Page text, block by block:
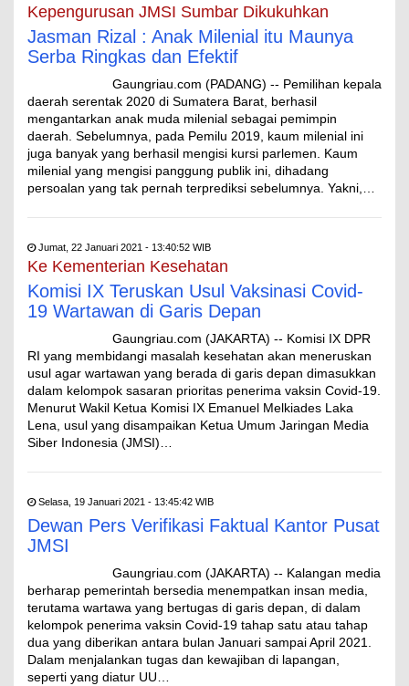
Kepengurusan JMSI Sumbar Dikukuhkan
Jasman Rizal : Anak Milenial itu Maunya
Serba Ringkas dan Efektif
Gaungriau.com (PADANG) -- Pemilihan kepala
daerah serentak 2020 di Sumatera Barat, berhasil
mengantarkan anak muda milenial sebagai pemimpin
daerah. Sebelumnya, pada Pemilu 2019, kaum milenial ini
juga banyak yang berhasil mengisi kursi parlemen. Kaum
milenial yang mengisi panggung publik ini, dihadang
persoalan yang tak pernah terprediksi sebelumnya. Yakni,…
Jumat, 22 Januari 2021 - 13:40:52 WIB
Ke Kementerian Kesehatan
Komisi IX Teruskan Usul Vaksinasi Covid-
19 Wartawan di Garis Depan
Gaungriau.com (JAKARTA) -- Komisi IX DPR
RI yang membidangi masalah kesehatan akan meneruskan
usul agar wartawan yang berada di garis depan dimasukkan
dalam kelompok sasaran prioritas penerima vaksin Covid-19.
Menurut Wakil Ketua Komisi IX Emanuel Melkiades Laka
Lena, usul yang disampaikan Ketua Umum Jaringan Media
Siber Indonesia (JMSI)…
Selasa, 19 Januari 2021 - 13:45:42 WIB
Dewan Pers Verifikasi Faktual Kantor Pusat
JMSI
Gaungriau.com (JAKARTA) -- Kalangan media
berharap pemerintah bersedia menempatkan insan media,
terutama wartawa yang bertugas di garis depan, di dalam
kelompok penerima vaksin Covid-19 tahap satu atau tahap
dua yang diberikan antara bulan Januari sampai April 2021.
Dalam menjalankan tugas dan kewajiban di lapangan,
seperti yang diatur UU…